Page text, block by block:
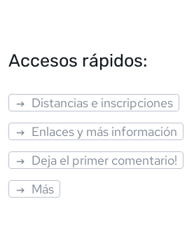
Accesos rápidos:
Distancias e inscripciones
Enlaces y más información
Deja el primer comentario!
Más